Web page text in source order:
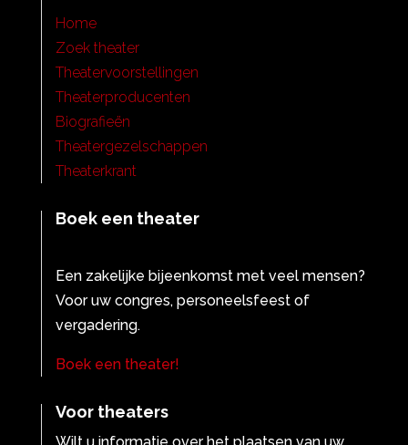
Home
Zoek theater
Theatervoorstellingen
Theaterproducenten
Biografieën
Theatergezelschappen
Theaterkrant
Boek een theater
Een zakelijke bijeenkomst met veel mensen?
Voor uw congres, personeelsfeest of
vergadering.
Boek een theater!
Voor theaters